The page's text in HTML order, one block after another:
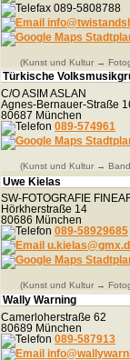
089-5808788
(Kunst und Kultur →
Türkische
C/O ASIM ASLAN
Agnes-Bernauer-Straße
80687 München
089-574961
(Kunst und Kultur →
Uwe Kielas
SW-FOTOGRAFIE
Hörkherstraße 14
80686 München
089-58929685
(Kunst und Kultur →
Wally Warning
Camerloherstraße 62
80689 München
089-587913